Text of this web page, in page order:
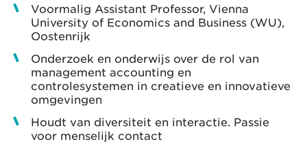
Voormalig Assistant Professor, Vienna
University of Economics and Business (WU),
Oostenrijk
Onderzoek en onderwijs over de rol van
management accounting en
controlesystemen in creatieve en innovatieve
omgevingen
Houdt van diversiteit en interactie. Passie
voor menselijk contact